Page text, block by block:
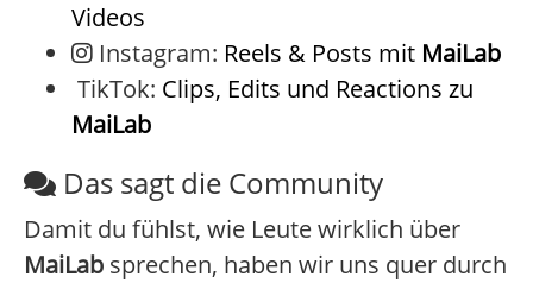
Videos
Instagram: Reels & Posts mit MaiLab
TikTok: Clips, Edits und Reactions zu
MaiLab
Das sagt die Community
Damit du fühlst, wie Leute wirklich über
MaiLab sprechen, haben wir uns quer durch